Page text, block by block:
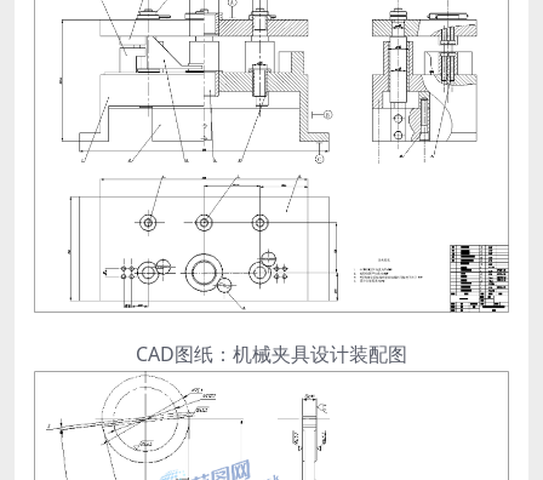
CAD图纸：机械夹具设计装配图